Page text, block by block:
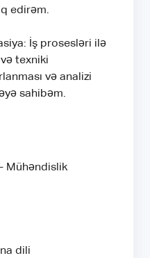
edirəm.
İş prosesləri ilə
texniki
və analizi
sahibəm.
Mühəndislik
dili